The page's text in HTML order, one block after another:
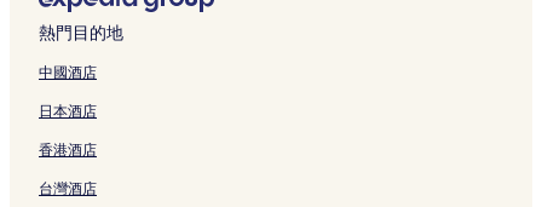
上璋圍附近的酒店
元朗劇院附近的酒店
天水圍公園附近的酒店
輕鐵翠湖站附近的酒店
流浮山及白泥附近的酒店
米埔自然護理區附近的Spa 酒店
熱門目的地
中國酒店
日本酒店
香港酒店
台灣酒店